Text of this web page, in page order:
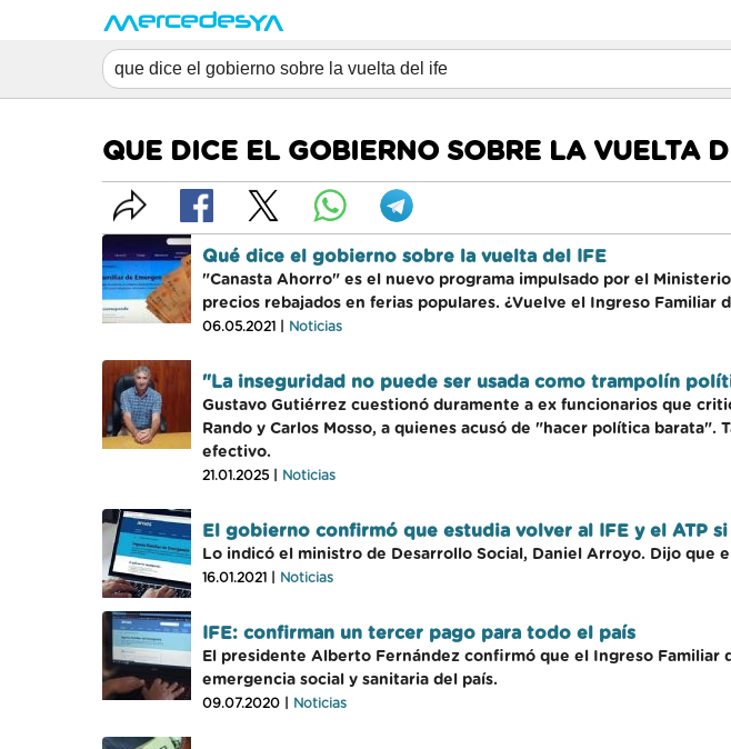
QUE DICE EL GOBIERNO SOBRE LA VUELTA
Qué dice el gobierno sobre la vuelta del IFE
"Canasta Ahorro" es el nuevo programa impulsado por el
precios rebajados en ferias populares. ¿Vuelve el Ingreso
06.05.2021 | Noticias
"La inseguridad no puede ser usada como trampolín
Gustavo Gutiérrez cuestionó duramente a ex funcionarios que
Rando y Carlos Mosso, a quienes acusó de "hacer política
efectivo.
21.01.2025 | Noticias
El gobierno confirmó que estudia volver al IFE y el ATP
Lo indicó el ministro de Desarrollo Social, Daniel Arroyo. Dijo que
16.01.2021 | Noticias
IFE: confirman un tercer pago para todo el país
El presidente Alberto Fernández confirmó que el Ingreso Familiar
emergencia social y sanitaria del país.
09.07.2020 | Noticias